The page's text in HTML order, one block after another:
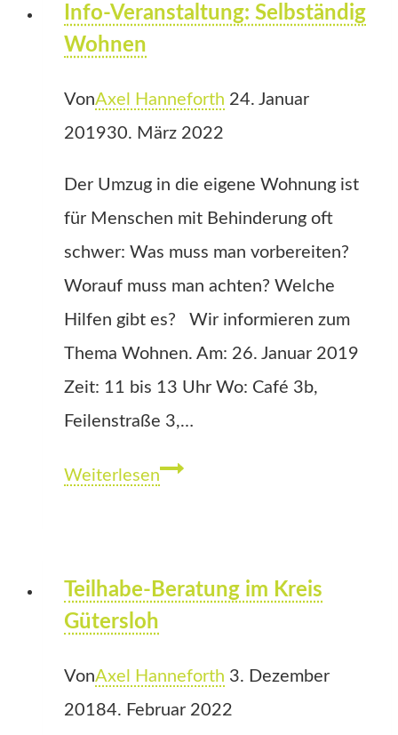
Info-Veranstaltung: Selbständig
Wohnen
VonAxel Hanneforth 24. Januar
201930. März 2022
Der Umzug in die eigene Wohnung ist
für Menschen mit Behinderung oft
schwer: Was muss man vorbereiten?
Worauf muss man achten? Welche
Hilfen gibt es? Wir informieren zum
Thema Wohnen. Am: 26. Januar 2019
Zeit: 11 bis 13 Uhr Wo: Café 3b,
Feilenstraße 3,…
WeiterlesenInfo-
Teilhabe-Beratung im Kreis
Gütersloh
VonAxel Hanneforth 3. Dezember
20184. Februar 2022